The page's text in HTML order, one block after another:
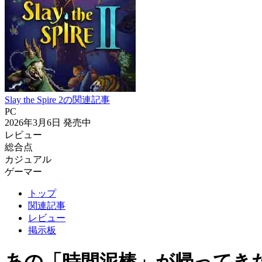
Slay the Spire 2の関連記事
PC
2026年3月6日 発売中
レビュー
総合点
カジュアル
ゲーマー
トップ
関連記事
レビュー
掲示板